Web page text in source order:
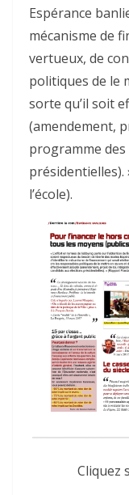
Espérance
mécanisme de
vertueux, de
politiques de le
sorte qu’il soit
(amendement,
programme
l’école).
Cliquez